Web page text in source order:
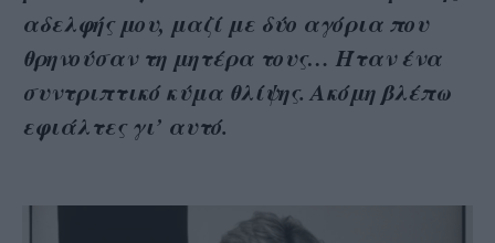
αδελφής μου, μαζί με δύο αγόρια που
θρηνούσαν τη μητέρα τους… Ήταν ένα
συντριπτικό κύμα θλίψης. Ακόμη βλέπω
εφιάλτες γι’ αυτό.